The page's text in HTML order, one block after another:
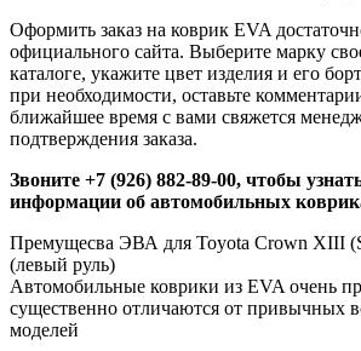
Оформить заказ на коврик EVA
официального сайта. Выберите марку
каталоге, укажите цвет изделия и его
при необходимости, оставьте
ближайшее время с вами свяжется
подтверждения заказа.
Звоните +7 (926) 882-89-00, чтобы
информации об автомобильных
Премущесва ЭВА для Toyota Crown XIII
(левый руль)
Автомобильные коврики из EVA очень
существенно отличаются от привычных
моделей